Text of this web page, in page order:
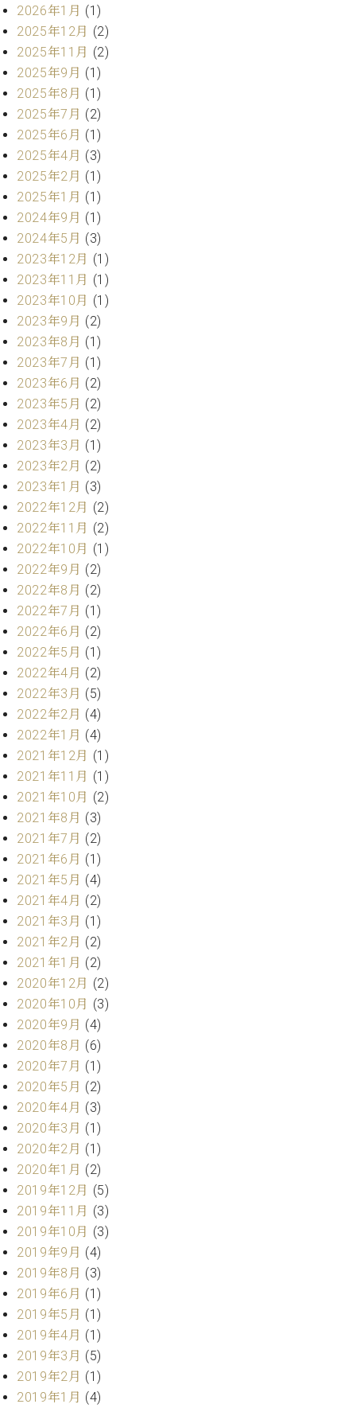
C.
ベ
ヒ
シ
ュ
タ
イ
ン
コ
ン
サ
ー
グ
ラ
ン
ド
ピ
ア
ノ
C.
ベ
ヒ
シ
タ
イ
ン
コ
ン
サ
ー
ト
ア
ッ
プ
ラ
ト
ピ
ア
ノ
C.
ベ
ヒ
シ
ュ
タ
イ
レ
ジ
デ
ン
ス
ア
ッ
プ
ラ
イ
ト
ピ
ノ
C.
ベ
ヒ
シ
ュ
タ
イ
ン
ア
カ
デ
ミ
ベ
ヒ
ュ
タ
イ
ン・
シ
レ
納
入
実
績
ホ
ル・
ス
タ
ジ
オ
納
入
績
音
楽
教
室
ご
愛
者
の
声
ー
ト
レ
ッ
ス
ン
ン
ト
代
理
店
主
イ
ベ
ン
ト
コ
ン
ク
ル
音
楽
教
室
ベヒ
シュ
タイ
ン・
ーレ
音楽
教室
ヒ
シ
ュ
イ
ン
・
セ
ン
ト
ラ
ム
京
店
長
ご
挨
拶
展
情
報
ホー
ル・
スタ
ジオ
レン
タル
ホー
ル・
スタ
ジオ
状況
動
画
収
録
ー
ビ
ス
音
楽
教
ピ
ア
ノ
の
コ
シ
ェ
ル
ジ
ュ
ア
セ
ス
セン
トラ
ム東
京の
ご案
会
社
お
問
せ
2026年1月 (1)
2025年12月 (2)
2025年11月 (2)
2025年9月 (1)
2025年8月 (1)
2025年7月 (2)
2025年6月 (1)
2025年4月 (3)
2025年2月 (1)
2025年1月 (1)
2024年9月 (1)
2024年5月 (3)
2023年12月 (1)
2023年11月 (1)
2023年10月 (1)
2023年9月 (2)
2023年8月 (1)
2023年7月 (1)
2023年6月 (2)
2023年5月 (2)
2023年4月 (2)
2023年3月 (1)
2023年2月 (2)
2023年1月 (3)
2022年12月 (2)
2022年11月 (2)
2022年10月 (1)
2022年9月 (2)
2022年8月 (2)
2022年7月 (1)
2022年6月 (2)
2022年5月 (1)
2022年4月 (2)
2022年3月 (5)
2022年2月 (4)
2022年1月 (4)
2021年12月 (1)
2021年11月 (1)
2021年10月 (2)
2021年8月 (3)
2021年7月 (2)
2021年6月 (1)
2021年5月 (4)
2021年4月 (2)
2021年3月 (1)
2021年2月 (2)
2021年1月 (2)
2020年12月 (2)
2020年10月 (3)
2020年9月 (4)
2020年8月 (6)
2020年7月 (1)
2020年5月 (2)
2020年4月 (3)
2020年3月 (1)
2020年2月 (1)
2020年1月 (2)
2019年12月 (5)
2019年11月 (3)
2019年10月 (3)
2019年9月 (4)
2019年8月 (3)
2019年6月 (1)
2019年5月 (1)
2019年4月 (1)
2019年3月 (5)
2019年2月 (1)
2019年1月 (4)